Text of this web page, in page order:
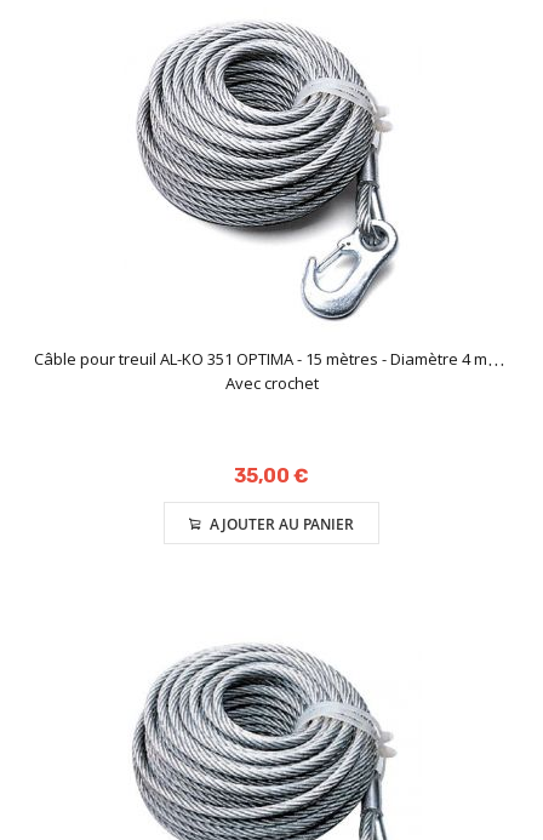
Câble pour treuil AL-KO 351 OPTIMA - 15 mètres - Diamètre 4 mm -
Avec crochet
35,00 €
AJOUTER AU PANIER